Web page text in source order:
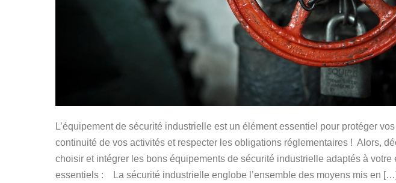
L’équipement de sécurité industrielle est un élément essentiel pour protéger
continuité de vos activités et respecter les obligations réglementaires ! Alors,
choisir et intégrer les bons équipements de sécurité industrielle adaptés à
essentiels : La sécurité industrielle englobe l’ensemble des moyens mis en […]